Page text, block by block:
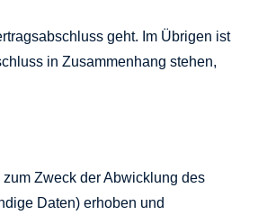
geht. Im Übrigen ist
in Zusammenhang stehen,
Zweck der Abwicklung des
Daten) erhoben und